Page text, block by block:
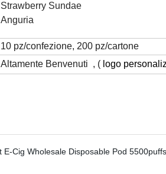
Strawberry Sundae
Anguria
10 pz/confezione, 200 pz/cartone
Altamente Benvenuti , ( logo